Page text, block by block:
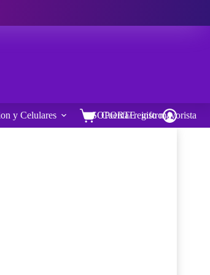
y Celulares SOPORTE info mayorista
Carro
de
Cuenta/ registro